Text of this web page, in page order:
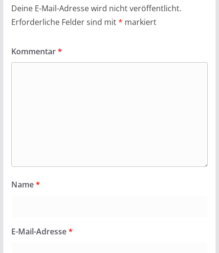
Deine E-Mail-Adresse wird nicht veröffentlicht.
Erforderliche Felder sind mit* markiert
Kommentar*
Name*
E-Mail-Adresse*